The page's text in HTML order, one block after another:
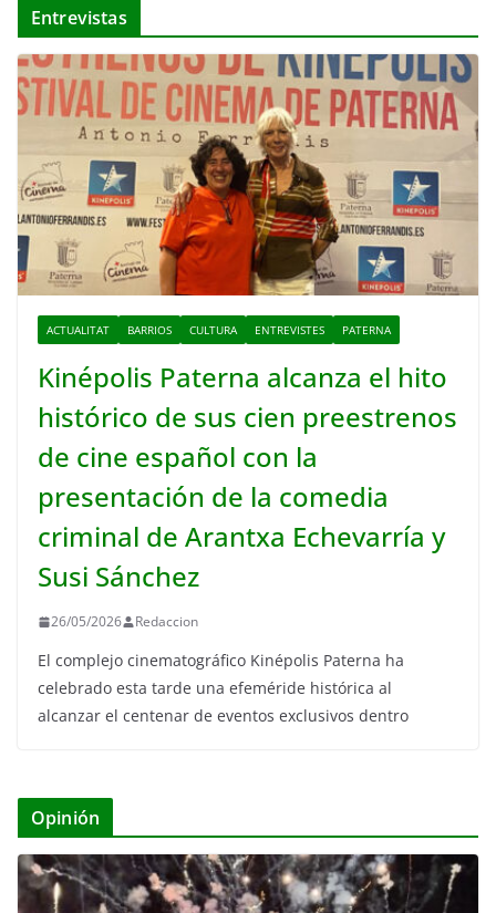
Entrevistas
ACTUALITAT BARRIOS CULTURA ENTREVISTES PATERNA
Kinépolis Paterna alcanza el hito
histórico de sus cien preestrenos
de cine español con la
presentación de la comedia
criminal de Arantxa Echevarría y
Susi Sánchez
26/05/2026 Redaccion
El complejo cinematográfico Kinépolis Paterna ha
celebrado esta tarde una efeméride histórica al
alcanzar el centenar de eventos exclusivos dentro
Opinión